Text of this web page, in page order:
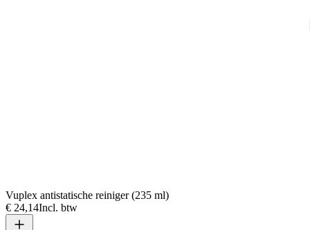
Vuplex antistatische reiniger (235 ml)
€ 24,14Incl. btw